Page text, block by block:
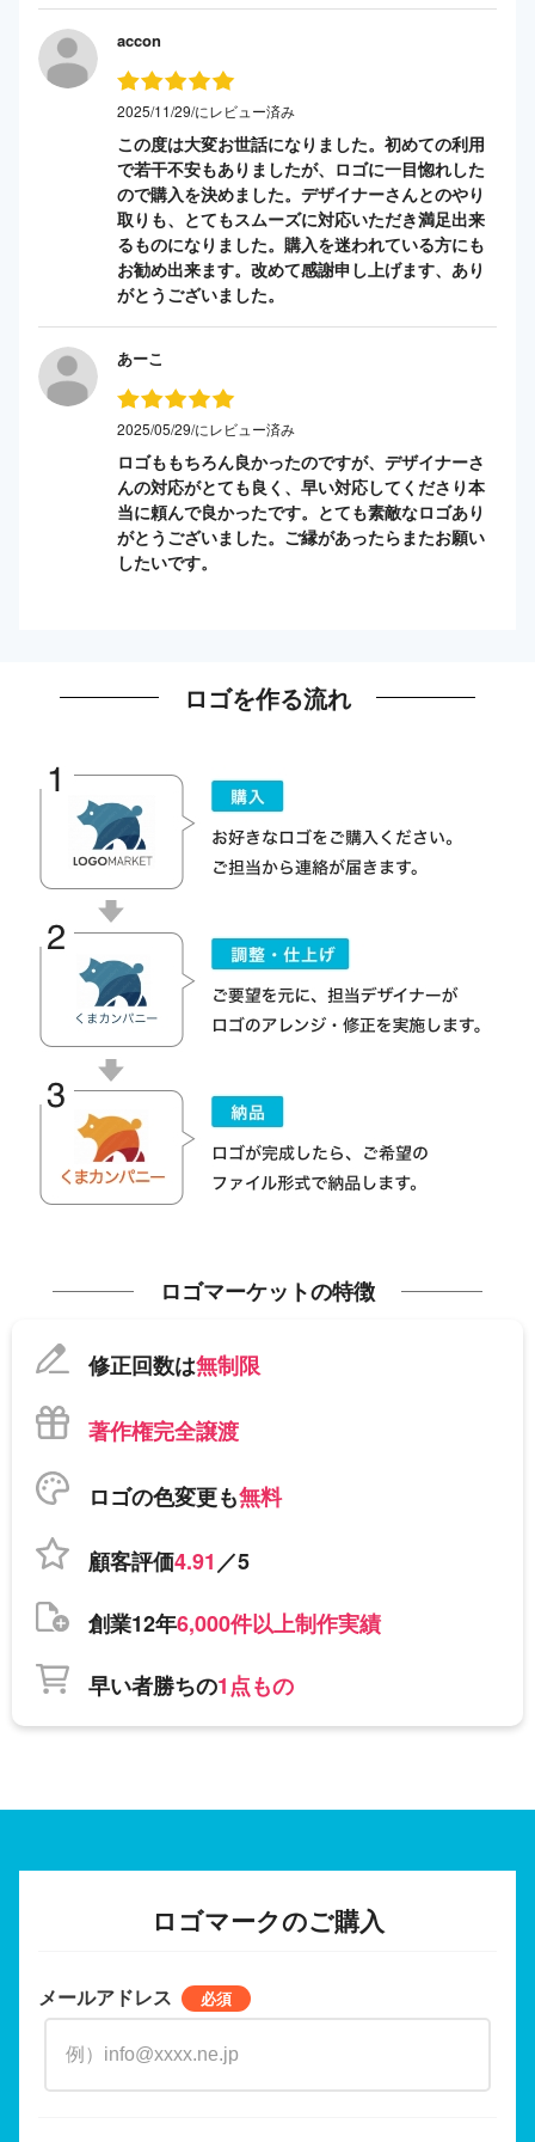
accon
2025/11/29/にレビュー済み
この度は大変お世話になりました。初めての利用
で若干不安もありましたが、ロゴに一目惚れした
ので購入を決めました。デザイナーさんとのやり
取りも、とてもスムーズに対応いただき満足出来
るものになりました。購入を迷われている方にも
お勧め出来ます。改めて感謝申し上げます、あり
がとうございました。
あーこ
2025/05/29/にレビュー済み
ロゴももちろん良かったのですが、デザイナーさ
んの対応がとても良く、早い対応してくださり本
当に頼んで良かったです。とても素敵なロゴあり
がとうございました。ご縁があったらまたお願い
したいです。
ロゴを作る流れ
ロゴマーケットの特徴
修正回数は無制限
著作権完全譲渡
ロゴの色変更も無料
顧客評価4.91／5
創業12年6,000件以上制作実績
早い者勝ちの1点もの
ロゴマークのご購入
メールアドレス